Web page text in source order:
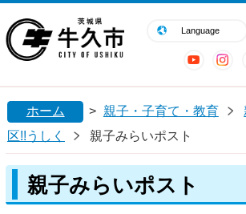
Language
閉じる
ホーム > 親子・子育て・教育
区!!うしく
親子みらいポスト
親子みらいポスト